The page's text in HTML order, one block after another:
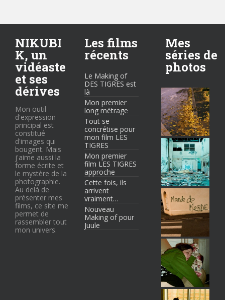
NIKUBI
K, un
vidéaste
et ses
dérives
Mon outil
d'expression
principal est
constitué
d'images qui
bougent. Mais
j'aime aussi la
forme écrite et
le mystère de la
photographie.
Au delà de
présenter mes
films, ce site me
permet de
rassembler tout
mon univers.
Les films
récents
Le Making of
DES TIGRES est
là
Mon premier
long métrage
Tout se
concrétise pour
mon film LES
TIGRES
Mon premier
film LES TIGRES
approche
Cette fois, ils
arrivent
vraiment…
Nouveau
Making of pour
Juule
Mes
séries de
photos